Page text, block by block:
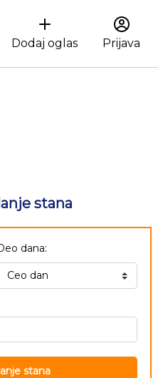
Dodaj oglas Prijava
stana
dana:
stana